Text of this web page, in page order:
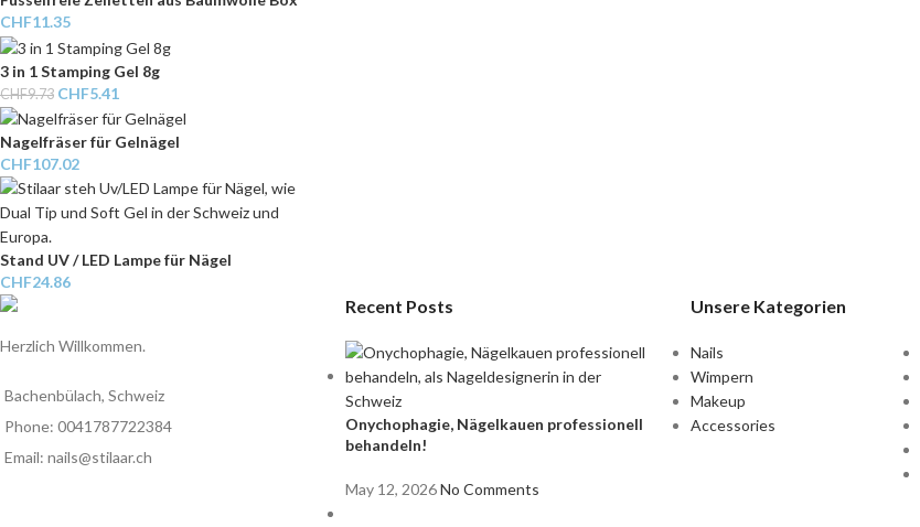
CHF11.35
3 in 1 Stamping Gel 8g
CHF9.73 CHF5.41
Nagelfräser für Gelnägel
CHF107.02
Stand UV / LED Lampe für Nägel
CHF24.86
Herzlich Willkommen.
Bachenbülach, Schweiz
Phone: 0041787722384
Email: nails@stilaar.ch
Recent Posts
Onychophagie, Nägelkauen professionell
behandeln!
May 12, 2026No Comments
Unsere Kategorien
Nails
Wimpern
Makeup
Accessories